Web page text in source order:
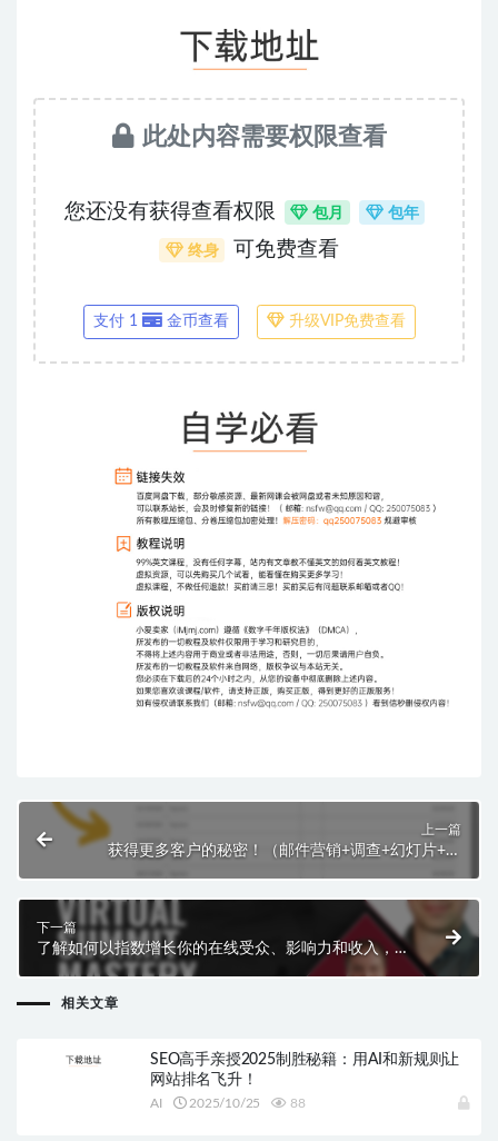
此处内容需要权限查看
您还没有获得查看权限 包月 包年
终身 可免费查看
支付 1 金币查看 升级VIP免费查看
上一篇
获得更多客户的秘密！（邮件营销+调查+幻灯片+提
下一篇
了解如何以指数增长你的在线受众、影响力和收入，
以尽可能快的速度建立、增长或扩大你的在线业务。
相关文章
SEO高手亲授2025制胜秘籍：用AI和新规则让
网站排名飞升！
AI 2025/10/25 88